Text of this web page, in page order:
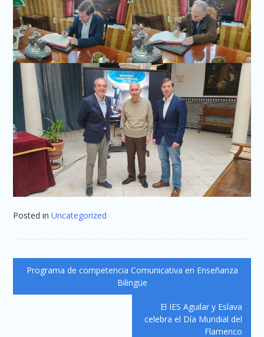
Posted inUncategorized
Navegación
Programa de competencia Comunicativa en Enseñanza
Bilingüe
El IES Aguilar y Eslava
celebra el Día Mundial del
Flamenco